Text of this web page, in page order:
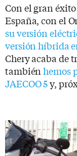
Con el gran
España, con el
su versión
versión híbrida
Chery acaba de
tambiénhemos
JAECOO 5y,